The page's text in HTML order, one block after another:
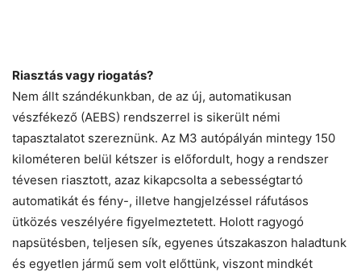
Riasztás vagy riogatás?
Nem állt szándékunkban, de az új, automatikusan
vészfékező (AEBS) rendszerrel is sikerült némi
tapasztalatot szereznünk. Az M3 autópályán mintegy 150
kilométeren belül kétszer is előfordult, hogy a rendszer
tévesen riasztott, azaz kikapcsolta a sebességtartó
automatikát és fény-, illetve hangjelzéssel ráfutásos
ütközés veszélyére figyelmeztetett. Holott ragyogó
napsütésben, teljesen sík, egyenes útszakaszon haladtunk
és egyetlen jármű sem volt előttünk, viszont mindkét